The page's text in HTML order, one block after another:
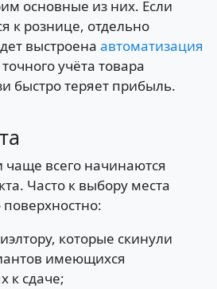
основные из них. Если
к рознице, отдельно
выстроена автоматизация
учёта товара
быстро теряет прибыль.
всего начинаются
Часто к выбору места
которые скинули
имеющихся
к сдаче;